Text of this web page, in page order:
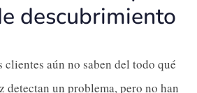
descubrimiento
clientes aún no saben del todo qué
detectan un problema, pero no han